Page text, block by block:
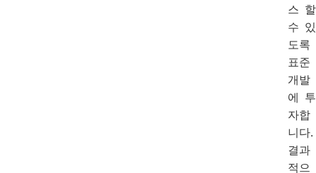
스 할
수 있
도록
표준
개발
에 투
자합
니다.
결과
적으